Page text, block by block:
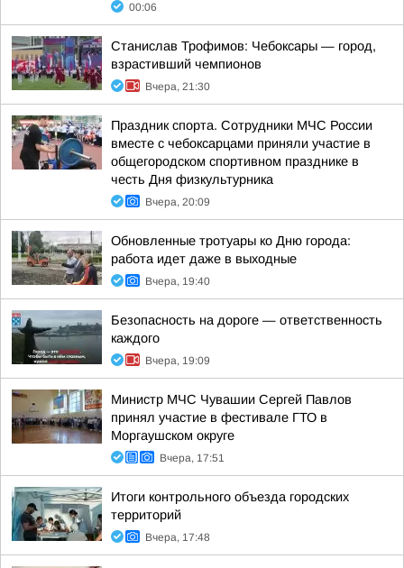
00:06
Станислав Трофимов: Чебоксары — город,
взрастивший чемпионов
Вчера, 21:30
Праздник спорта. Сотрудники МЧС России
вместе с чебоксарцами приняли участие в
общегородском спортивном празднике в
честь Дня физкультурника
Вчера, 20:09
Обновленные тротуары ко Дню города:
работа идет даже в выходные
Вчера, 19:40
Безопасность на дороге — ответственность
каждого
Вчера, 19:09
Министр МЧС Чувашии Сергей Павлов
принял участие в фестивале ГТО в
Моргаушском округе
Вчера, 17:51
Итоги контрольного объезда городских
территорий
Вчера, 17:48